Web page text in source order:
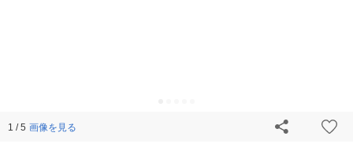
1 / 5 画像を見る